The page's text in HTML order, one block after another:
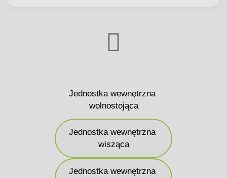
Jednostka wewnętrzna
wolnostojąca
Jednostka wewnętrzna
wisząca
Jednostka wewnętrzna